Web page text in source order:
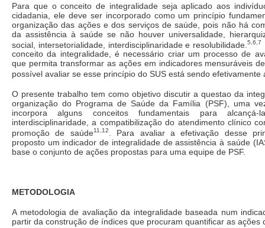
Para que o conceito de integralidade seja aplicado aos
cidadania, ele deve ser incorporado como um princípio
organização das ações e dos serviços de saúde, pois não há
da assistência à saúde se não houver universalidade,
social, intersetorialidade, interdisciplinaridade e resolubilidade. 5,6,7
conceito da integralidade, é necessário criar um processo de
que permita transformar as ações em indicadores mensuráveis
possível avaliar se esse princípio do SUS está sendo
O presente trabalho tem como objetivo discutir a questao da
organização do Programa de Saúde da Família (PSF), uma
incorpora alguns conceitos fundamentais para
interdisciplinaridade, a compatibilização do atendimento clínico
promoção de saúde11,12
. Para avaliar a efetivação desse
proposto um indicador de integralidade de assistência à saúde
base o conjunto de ações propostas para uma equipe de PSF.
METODOLOGIA
A metodologia de avaliação da integralidade baseada num
partir da construção de índices que procuram quantificar as ações